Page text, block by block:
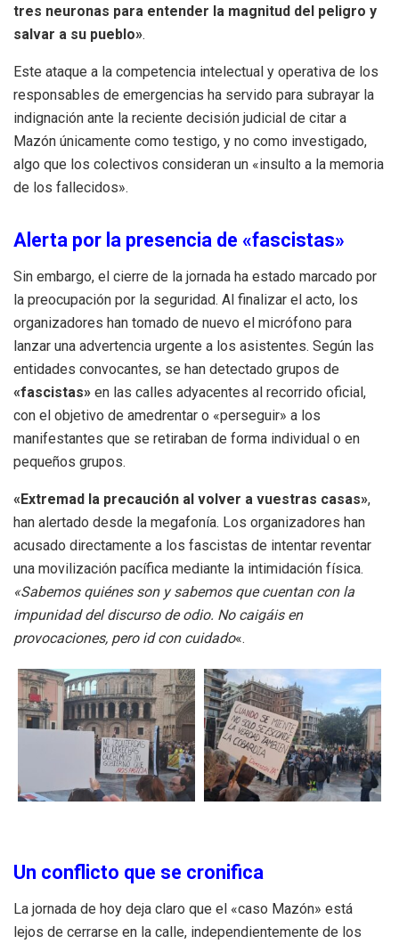
tres neuronas para entender la magnitud del peligro y
salvar a su pueblo».
Este ataque a la competencia intelectual y operativa de los
responsables de emergencias ha servido para subrayar la
indignación ante la reciente decisión judicial de citar a
Mazón únicamente como testigo, y no como investigado,
algo que los colectivos consideran un «insulto a la memoria
de los fallecidos».
Alerta por la presencia de «fascistas»
Sin embargo, el cierre de la jornada ha estado marcado por
la preocupación por la seguridad. Al finalizar el acto, los
organizadores han tomado de nuevo el micrófono para
lanzar una advertencia urgente a los asistentes. Según las
entidades convocantes, se han detectado grupos de
«fascistas» en las calles adyacentes al recorrido oficial,
con el objetivo de amedrentar o «perseguir» a los
manifestantes que se retiraban de forma individual o en
pequeños grupos.
«Extremad la precaución al volver a vuestras casas»,
han alertado desde la megafonía. Los organizadores han
acusado directamente a los fascistas de intentar reventar
una movilización pacífica mediante la intimidación física.
«Sabemos quiénes son y sabemos que cuentan con la
impunidad del discurso de odio. No caigáis en
provocaciones, pero id con cuidado«.
Un conflicto que se cronifica
La jornada de hoy deja claro que el «caso Mazón» está
lejos de cerrarse en la calle, independientemente de los